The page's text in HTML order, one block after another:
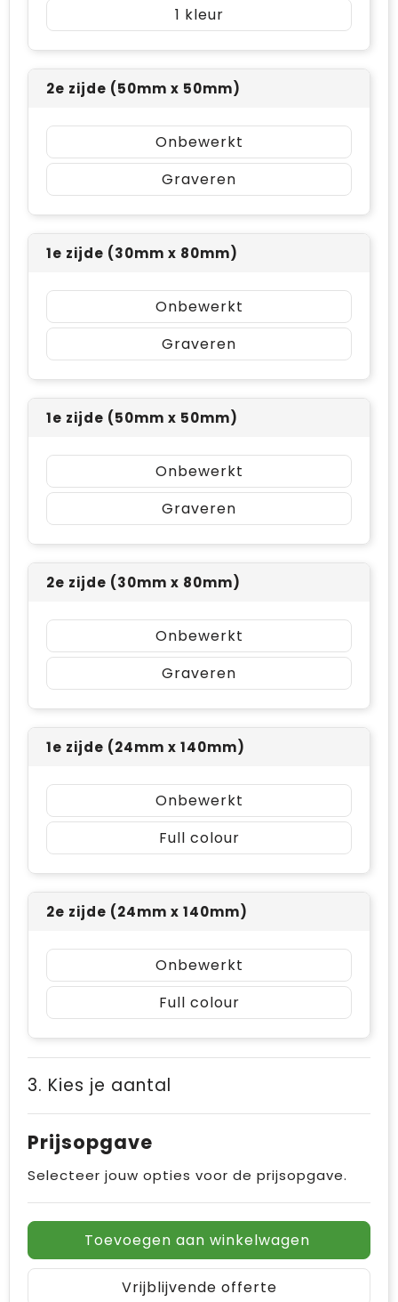
1
2e zijde (50mm x 50mm)
Onbewerkt
Graveren
1e zijde (30mm x 80mm)
Onbewerkt
Graveren
1e zijde (50mm x 50mm)
Onbewerkt
Graveren
2e zijde (30mm x 80mm)
Onbewerkt
Graveren
1e zijde (24mm x 140mm)
Onbewerkt
Full colour
2e zijde (24mm x 140mm)
Onbewerkt
Full colour
3. Kies je aantal
Prijsopgave
Selecteer jouw opties voor de prijsopgave.
Toevoegen aan winkelwagen
Vrijblijvende offerte